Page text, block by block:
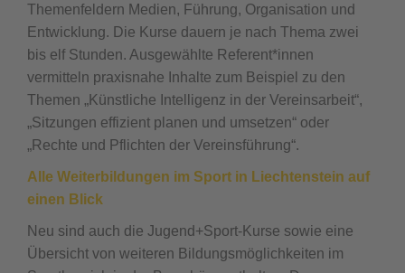
Themenfeldern Medien, Führung, Organisation und
Entwicklung. Die Kurse dauern je nach Thema zwei
bis elf Stunden. Ausgewählte Referent*innen
vermitteln praxisnahe Inhalte zum Beispiel zu den
Themen „Künstliche Intelligenz in der Vereinsarbeit“,
„Sitzungen effizient planen und umsetzen“ oder
„Rechte und Pflichten der Vereinsführung“.
Alle Weiterbildungen im Sport in Liechtenstein auf
einen Blick
Neu sind auch die Jugend+Sport-Kurse sowie eine
Übersicht von weiteren Bildungsmöglichkeiten im